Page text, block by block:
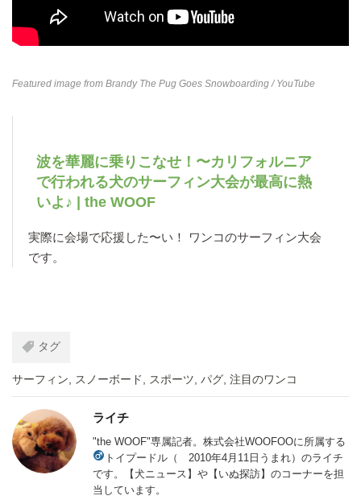
Featured image from Brandy The Pug Goes Snowboarding/ YouTube
波を華麗に乗りこなせ！〜カリフォルニア
で行われる犬のサーフィン大会が最高に熱
いよ♪ | the WOOF
実際に会場で応援した〜い！ ワンコのサーフィン大会
です。
タグ
サーフィン, スノーボード, スポーツ, パグ, 注目のワンコ
ライチ
"the WOOF"専属記者。株式会社WOOFOOに所属する
トイプードル（
2010年4月11日うまれ）のライチ
です。【犬ニュース】や【いぬ探訪】のコーナーを担
当しています。